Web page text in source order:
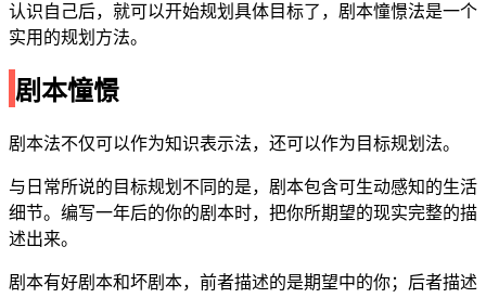
认识自己后，就可以开始规划具体目标了，剧本憧憬法是一个
实用的规划方法。
剧本憧憬
剧本法不仅可以作为知识表示法，还可以作为目标规划法。
与日常所说的目标规划不同的是，剧本包含可生动感知的生活
细节。编写一年后的你的剧本时，把你所期望的现实完整的描
述出来。
剧本有好剧本和坏剧本，前者描述的是期望中的你；后者描述